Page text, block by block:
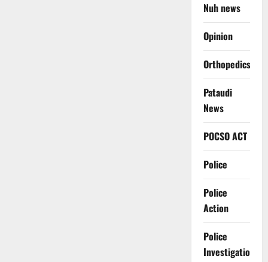
Nuh news
Opinion
Orthopedics
Pataudi
News
POCSO ACT
Police
Police
Action
Police
Investigation